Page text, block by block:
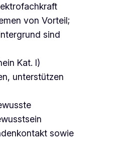
von Vorteil;
sind
Kat. I)
unterstützen
sowie